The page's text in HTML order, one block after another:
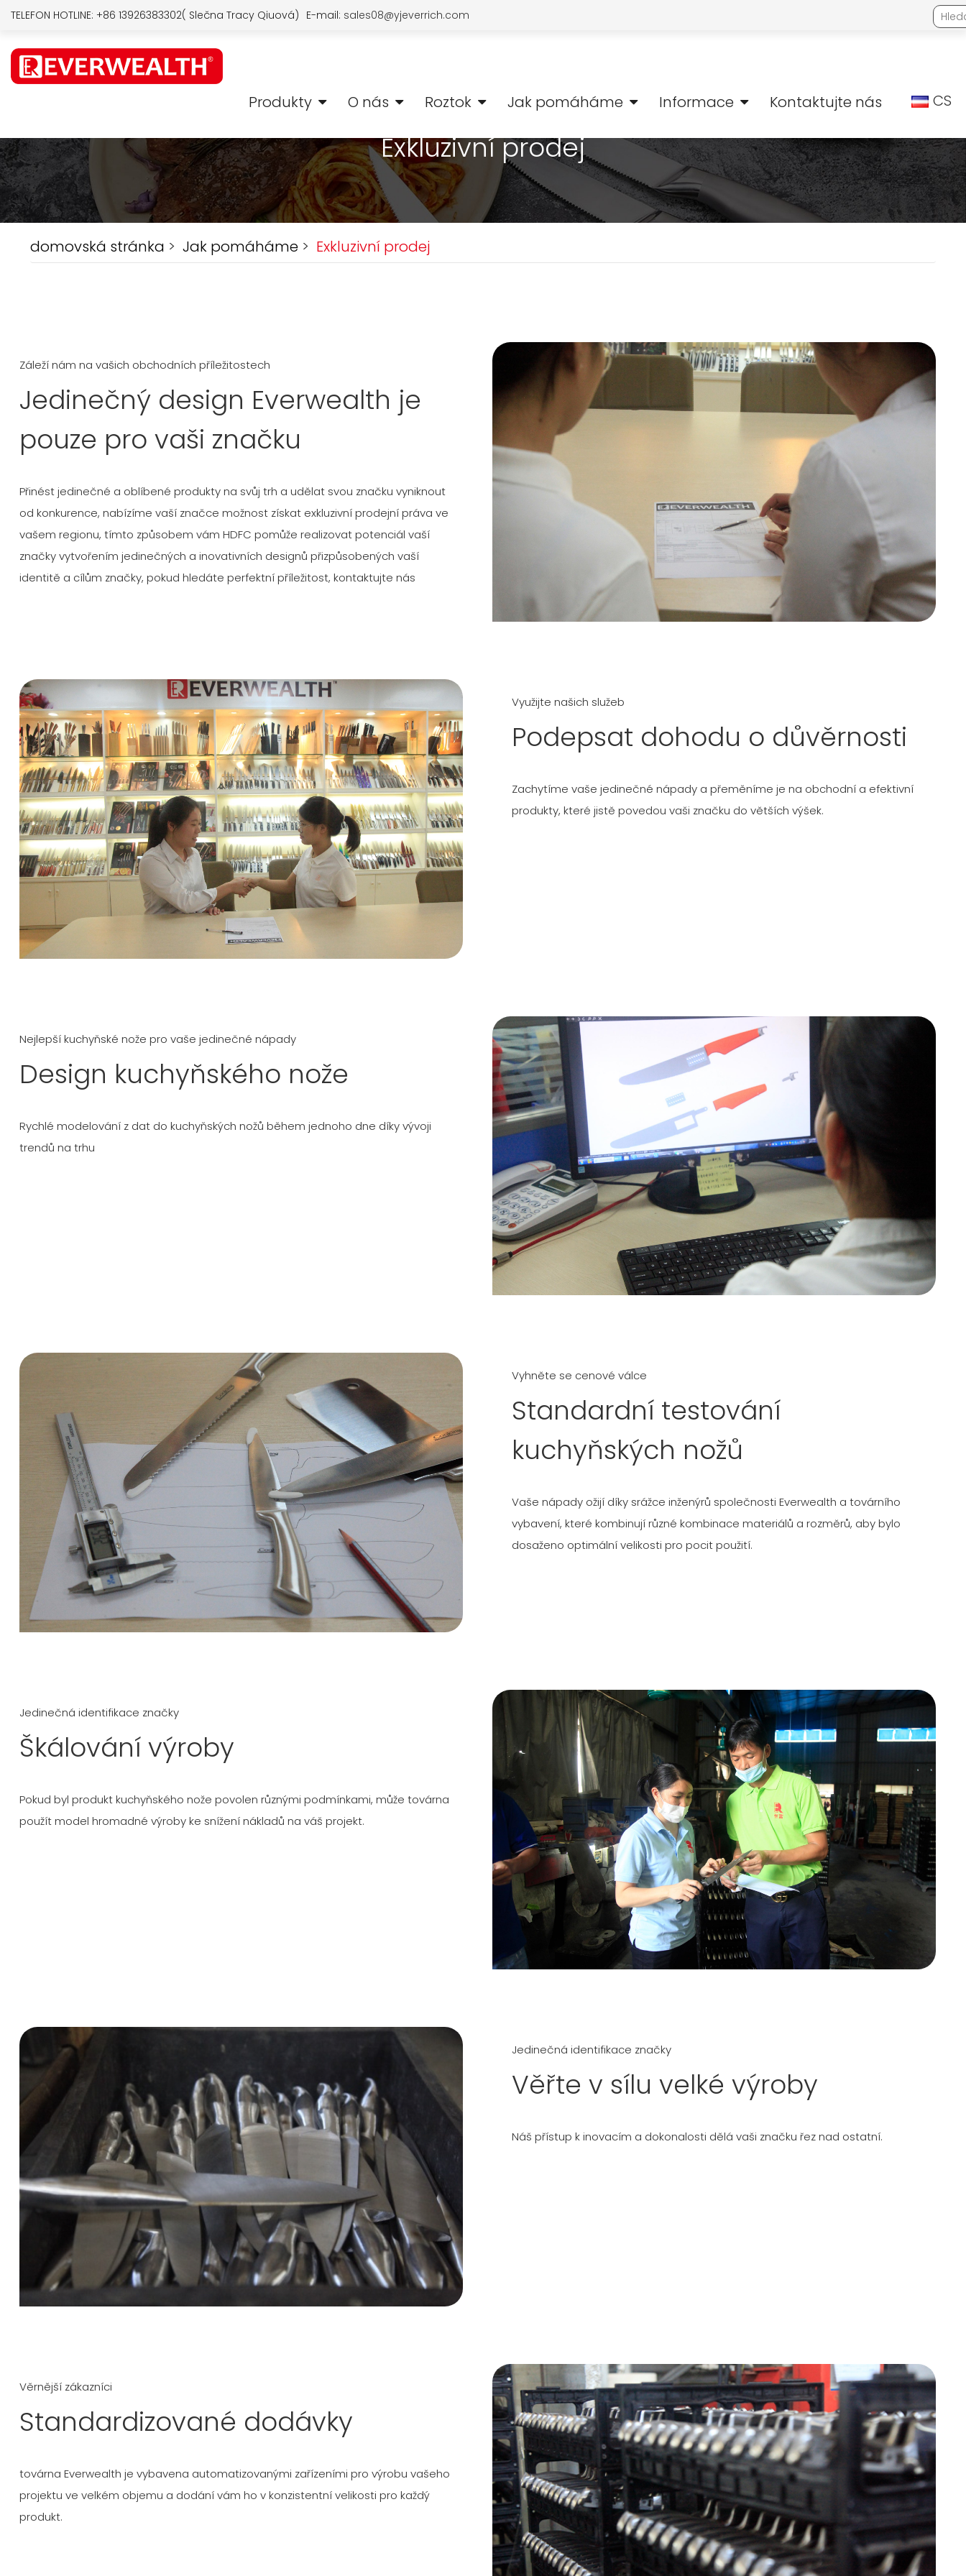
TELEFON HOTLINE: +86 13926383302( Slečna Tracy Qiuová) E-mail: sales08@yjeverrich.com
Produkty O nás Roztok Jak pomáháme Informace Kontaktujte nás CS
Exkluzivní prodej
domovská stránka > Jak pomáháme > Exkluzivní prodej
Záleží nám na vašich obchodních příležitostech
Jedinečný design Everwealth je
pouze pro vaši značku
Přinést jedinečné a oblíbené produkty na svůj trh a udělat svou značku vyniknout
od konkurence, nabízíme vaší značce možnost získat exkluzivní prodejní práva ve
vašem regionu, tímto způsobem vám HDFC pomůže realizovat potenciál vaší
značky vytvořením jedinečných a inovativních designů přizpůsobených vaší
identitě a cílům značky, pokud hledáte perfektní příležitost, kontaktujte nás
Využijte našich služeb
Podepsat dohodu o důvěrnosti
Zachytíme vaše jedinečné nápady a přeměníme je na obchodní a efektivní
produkty, které jistě povedou vaši značku do větších výšek.
Nejlepší kuchyňské nože pro vaše jedinečné nápady
Design kuchyňského nože
Rychlé modelování z dat do kuchyňských nožů během jednoho dne díky vývoji
trendů na trhu
Vyhněte se cenové válce
Standardní testování
kuchyňských nožů
Vaše nápady ožijí díky srážce inženýrů společnosti Everwealth a továrního
vybavení, které kombinují různé kombinace materiálů a rozměrů, aby bylo
dosaženo optimální velikosti pro pocit použití.
Jedinečná identifikace značky
Škálování výroby
Pokud byl produkt kuchyňského nože povolen různými podmínkami, může továrna
použít model hromadné výroby ke snížení nákladů na váš projekt.
Jedinečná identifikace značky
Věřte v sílu velké výroby
Náš přístup k inovacím a dokonalosti dělá vaši značku řez nad ostatní.
Věrnější zákazníci
Standardizované dodávky
továrna Everwealth je vybavena automatizovanými zařízeními pro výrobu vašeho
projektu ve velkém objemu a dodání vám ho v konzistentní velikosti pro každý
produkt.